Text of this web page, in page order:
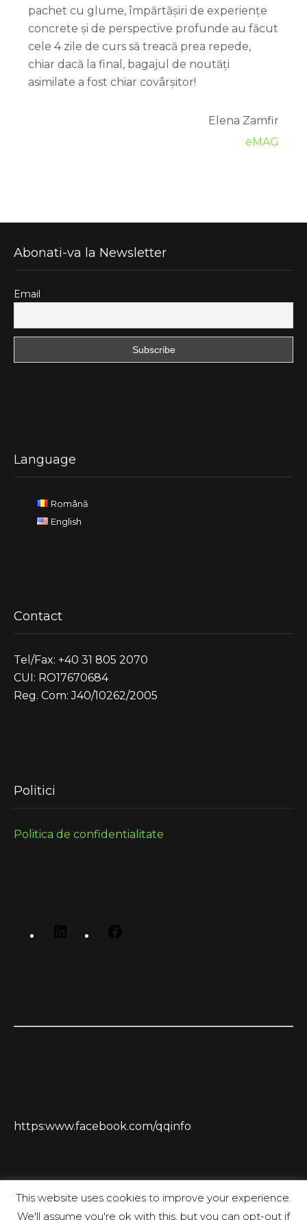
pachet cu glume, împărtășiri de experiențe
concrete și de perspective profunde au făcut
cele 4 zile de curs să treacă prea repede,
chiar dacă la final, bagajul de noutăți
asimilate a fost chiar covârșitor!
Elena Zamfir
eMAG
Abonati-va la Newsletter
Email
Language
Română
English
Contact
Tel/Fax: +40 31 805 2070
CUI: RO17670684
Reg. Com: J40/10262/2005
Politici
Politica de confidentialitate
https:www.facebook.com/qqinfo
This website uses cookies to improve your experience.
We'll assume you're ok with this, but you can opt-out if